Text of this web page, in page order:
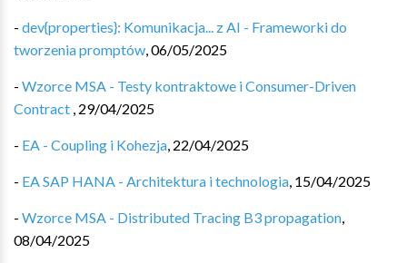
- dev{properties}: Komunikacja... z AI - Frameworki do
tworzenia promptów,06/05/2025
- Wzorce MSA - Testy kontraktowe i Consumer-Driven
Contract , 29/04/2025
- EA - Coupling i Kohezja, 22/04/2025
- EA SAP HANA - Architektura i technologia, 15/04/2025
- Wzorce MSA - Distributed Tracing B3 propagation,
08/04/2025